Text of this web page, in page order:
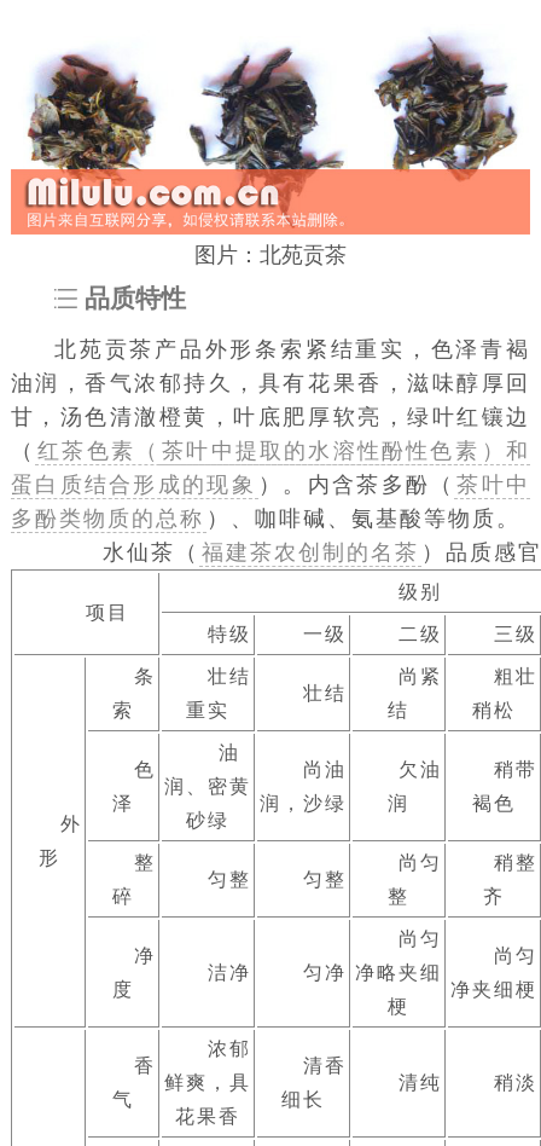
图片：北苑贡茶
品质特性
北苑贡茶产品外形条索紧结重实，色泽青褐
油润，香气浓郁持久，具有花果香，滋味醇厚回
甘，汤色清澈橙黄，叶底肥厚软亮，绿叶红镶边
（ 红茶色素（ 茶叶中提取的水溶性酚性色素 ）和
蛋白质结合形成的现象 ）。内含茶多酚（ 茶叶中
多酚类物质的总称 ）、咖啡碱、氨基酸等物质。
水仙茶（ 福建茶农创制的名茶 ）品质感
项目
级别
特级 一级 二级 三级
外
形
条
索
壮结
重实
壮结
尚紧
结
粗壮
稍松
色
泽
油
润、密黄
砂绿
尚油
润，沙绿
欠油
润
稍带
褐色
整
碎
匀整 匀整
尚匀
整
稍整
齐
净
度
洁净 匀净
尚匀
净略夹细
梗
尚匀
净夹细梗
香
气
浓郁
鲜爽，具
花果香
清香
细长
清纯 稍淡